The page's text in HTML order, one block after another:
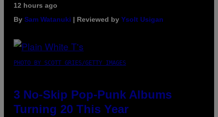
12 hours ago
By Sam Watanuki | Reviewed by Ysolt Usigan
PHOTO BY SCOTT GRIES/GETTY IMAGES
3 No-Skip Pop-Punk Albums
Turning 20 This Year